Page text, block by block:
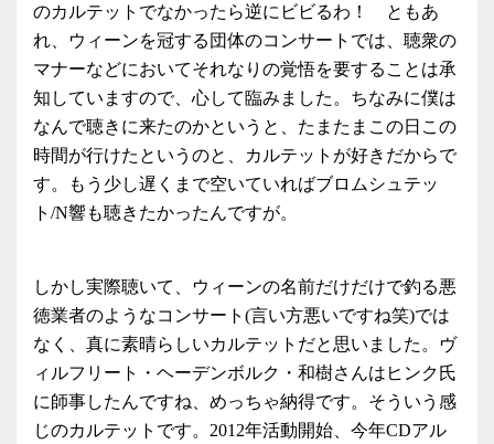
のカルテットでなかったら逆にビビるわ！ ともあ
れ、ウィーンを冠する団体のコンサートでは、聴衆の
マナーなどにおいてそれなりの覚悟を要することは承
知していますので、心して臨みました。ちなみに僕は
なんで聴きに来たのかというと、たまたまこの日この
時間が行けたというのと、カルテットが好きだからで
す。もう少し遅くまで空いていればブロムシュテッ
ト/N響も聴きたかったんですが。
しかし実際聴いて、ウィーンの名前だけだけで釣る悪
徳業者のようなコンサート(言い方悪いですね笑)では
なく、真に素晴らしいカルテットだと思いました。ヴ
ィルフリート・ヘーデンボルク・和樹さんはヒンク氏
に師事したんですね、めっちゃ納得です。そういう感
じのカルテットです。2012年活動開始、今年CDアル